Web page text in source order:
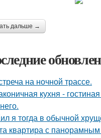
дальше →
на ночной трассе.
кухня -
я тогда в обычной
квартира с